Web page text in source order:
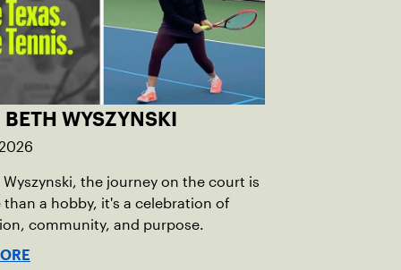
BETH WYSZYNSKI
Wyszynski, the journey on the court is
than a hobby, it's a celebration of
community, and purpose.